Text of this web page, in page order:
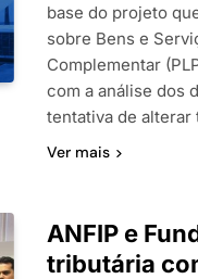
base do projeto
sobre Bens e
Complementar
com a análise dos
tentativa de
Ver mais
ANFIP e
tributária